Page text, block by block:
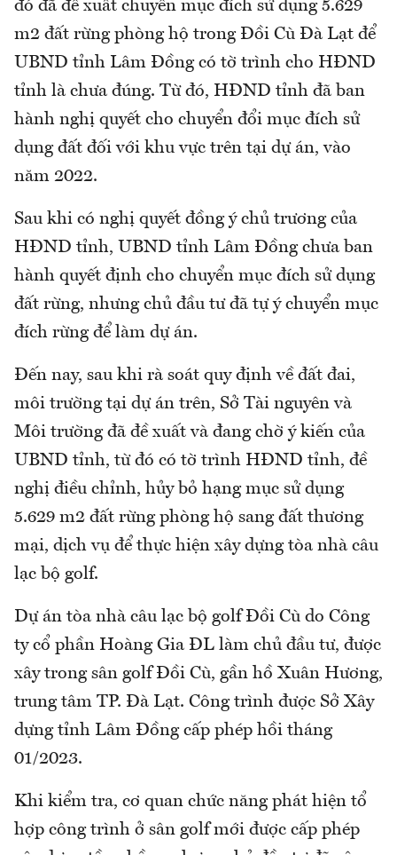
đó đã đề xuất chuyển mục đích sử dụng 5.629
m2 đất rừng phòng hộ trong Đồi Cù Đà Lạt để
UBND tỉnh Lâm Đồng có tờ trình cho HĐND
tỉnh là chưa đúng. Từ đó, HĐND tỉnh đã ban
hành nghị quyết cho chuyển đổi mục đích sử
dụng đất đối với khu vực trên tại dự án, vào
năm 2022.
Sau khi có nghị quyết đồng ý chủ trương của
HĐND tỉnh, UBND tỉnh Lâm Đồng chưa ban
hành quyết định cho chuyển mục đích sử dụng
đất rừng, nhưng chủ đầu tư đã tự ý chuyển mục
đích rừng để làm dự án.
Đến nay, sau khi rà soát quy định về đất đai,
môi trường tại dự án trên, Sở Tài nguyên và
Môi trường đã đề xuất và đang chờ ý kiến của
UBND tỉnh, từ đó có tờ trình HĐND tỉnh, đề
nghị điều chỉnh, hủy bỏ hạng mục sử dụng
5.629 m2 đất rừng phòng hộ sang đất thương
mại, dịch vụ để thực hiện xây dựng tòa nhà câu
lạc bộ golf.
Dự án tòa nhà câu lạc bộ golf Đồi Cù do Công
ty cổ phần Hoàng Gia ĐL làm chủ đầu tư, được
xây trong sân golf Đồi Cù, gần hồ Xuân Hương,
trung tâm TP. Đà Lạt. Công trình được Sở Xây
dựng tỉnh Lâm Đồng cấp phép hồi tháng
01/2023.
Khi kiểm tra, cơ quan chức năng phát hiện tổ
hợp công trình ở sân golf mới được cấp phép